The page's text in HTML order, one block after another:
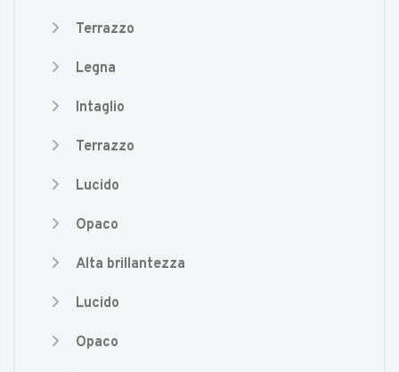
Terrazzo
Legna
Intaglio
Terrazzo
Lucido
Opaco
Alta brillantezza
Lucido
Opaco